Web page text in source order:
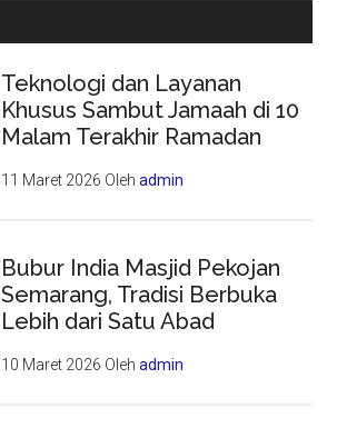
Teknologi dan Layanan
Khusus Sambut Jamaah di 10
Malam Terakhir Ramadan
11 Maret 2026 Olehadmin
Bubur India Masjid Pekojan
Semarang, Tradisi Berbuka
Lebih dari Satu Abad
10 Maret 2026 Olehadmin